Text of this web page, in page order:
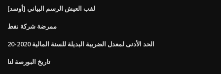
[أوسد] لفب العيش الرسم البياني
ممرضة شركة نفط
الحد الأدنى لمعدل الضريبة البديلة للسنة المالية 2020-20
تاريخ البورصة لنا